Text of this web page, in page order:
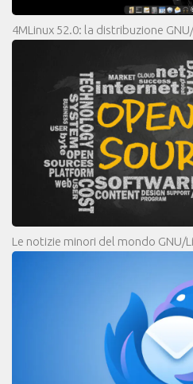
4MLinux 52.0: la distribuzione
Le notizie minori del mondo GNU/